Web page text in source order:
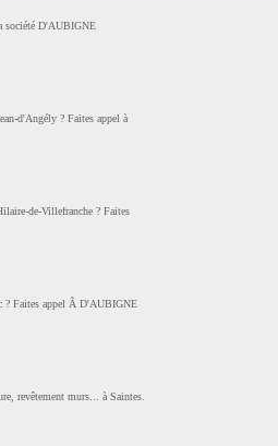
société D'AUBIGNE
d'Angély ? Faites appel à
de-Villefranche ? Faites
? Faites appel Ã D'AUBIGNE
revêtement murs... à Saintes.